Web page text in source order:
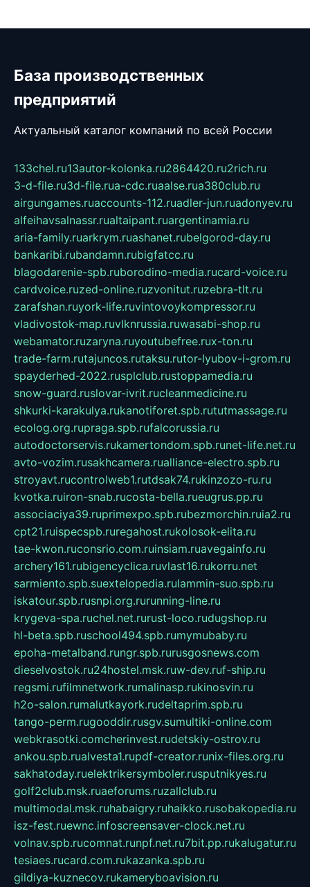
База производственных
предприятий
Актуальный каталог компаний по всей России
133chel.ru13autor-kolonka.ru2864420.ru2rich.ru
3-d-file.ru3d-file.rua-cdc.ruaalse.rua380club.ru
airgungames.ruaccounts-112.ruadler-jun.ruadonyev.ru
alfeihavsalnassr.rualtaipant.ruargentinamia.ru
aria-family.ruarkrym.ruashanet.rubelgorod-day.ru
bankaribi.rubandamn.rubigfatcc.ru
blagodarenie-spb.ruborodino-media.rucard-voice.ru
cardvoice.ruzed-online.ruzvonitut.ruzebra-tlt.ru
zarafshan.ruyork-life.ruvintovoykompressor.ru
vladivostok-map.ruvlknrussia.ruwasabi-shop.ru
webamator.ruzaryna.ruyoutubefree.rux-ton.ru
trade-farm.rutajuncos.rutaksu.rutor-lyubov-i-grom.ru
spayderhed-2022.rusplclub.rustoppamedia.ru
snow-guard.ruslovar-ivrit.rucleanmedicine.ru
shkurki-karakulya.rukanotiforet.spb.rututmassage.ru
ecolog.org.rupraga.spb.rufalcorussia.ru
autodoctorservis.rukamertondom.spb.runet-life.net.ru
avto-vozim.rusakhcamera.rualliance-electro.spb.ru
stroyavt.rucontrolweb1.rutdsak74.rukinzozo-ru.ru
kvotka.ruiron-snab.rucosta-bella.rueugrus.pp.ru
associaciya39.ruprimexpo.spb.rubezmorchin.ruia2.ru
cpt21.ruispecspb.ruregahost.rukolosok-elita.ru
tae-kwon.ruconsrio.com.ruinsiam.ruavegainfo.ru
archery161.rubigencyclica.ruvlast16.rukorru.net
sarmiento.spb.suextelopedia.rulammin-suo.spb.ru
iskatour.spb.rusnpi.org.rurunning-line.ru
krygeva-spa.ruchel.net.rurust-loco.rudugshop.ru
hl-beta.spb.ruschool494.spb.rumymubaby.ru
epoha-metalband.rungr.spb.rurusgosnews.com
dieselvostok.ru24hostel.msk.ruw-dev.ruf-ship.ru
regsmi.rufilmnetwork.rumalinasp.rukinosvin.ru
h2o-salon.rumalutkayork.rudeltaprim.spb.ru
tango-perm.rugooddir.rusgv.sumultiki-online.com
webkrasotki.comcherinvest.rudetskiy-ostrov.ru
ankou.spb.rualvesta1.rupdf-creator.runix-files.org.ru
sakhatoday.ruelektrikersymboler.rusputnikyes.ru
golf2club.msk.ruaeforums.ruzallclub.ru
multimodal.msk.ruhabaigry.ruhaikko.rusobakopedia.ru
isz-fest.ruewnc.infoscreensaver-clock.net.ru
volnav.spb.rucomnat.runpf.net.ru7bit.pp.rukalugatur.ru
tesiaes.rucard.com.rukazanka.spb.ru
gildiya-kuznecov.rukameryboavision.ru